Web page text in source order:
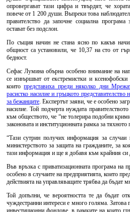
опровергават тази цифра и твърдят, че
повече от 1 200 души. Въпреки това
правителство да започне социална
остават без подслон.
По същия начин не стана ясно по какъв
общност са установили, че 10,37 на сто от
бедност.
Сефас Лумина обърна особено внимание на
се извършват от екстремистки и
коитопредставиха преди няколко дни
расистко насилие и гръцкото
за бежанците. Експертът заяви, че е особено
насилие. Той подчерта нуждата
към обществото, че “не толерира подобни
законовата и институционната рамка за тяхното
“Тази сутрин получих информация за случаи
министерството за защита на гражданите, за
тази информация и ще я добавя към крайния
Във връзка с приватизационната програма на
особено в случаите на предприятията, които
действията на управляващите трябва да бъдат
Той допълни, че вероятността те да бъдат
чуждестранни интереси е много голяма. Затова
инвестиционни фондове, в рамките на които